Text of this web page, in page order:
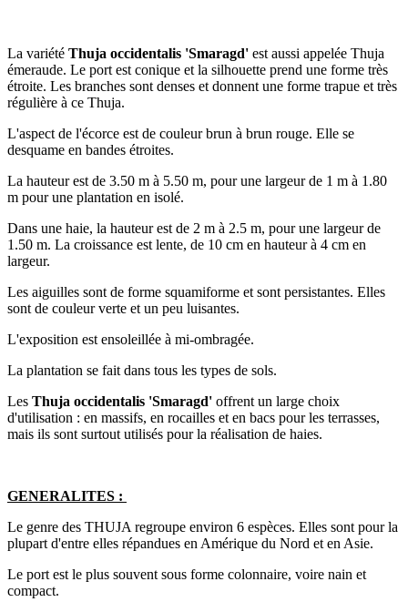
La variété Thuja occidentalis 'Smaragd' est aussi appelée Thuja
émeraude. Le port est conique et la silhouette prend une forme très
étroite. Les branches sont denses et donnent une forme trapue et très
régulière à ce Thuja.
L'aspect de l'écorce est de couleur brun à brun rouge. Elle se
desquame en bandes étroites.
La hauteur est de 3.50 m à 5.50 m, pour une largeur de 1 m à 1.80
m pour une plantation en isolé.
Dans une haie, la hauteur est de 2 m à 2.5 m, pour une largeur de
1.50 m. La croissance est lente, de 10 cm en hauteur à 4 cm en
largeur.
Les aiguilles sont de forme squamiforme et sont persistantes. Elles
sont de couleur verte et un peu luisantes.
L'exposition est ensoleillée à mi-ombragée.
La plantation se fait dans tous les types de sols.
Les Thuja occidentalis 'Smaragd' offrent un large choix
d'utilisation : en massifs, en rocailles et en bacs pour les terrasses,
mais ils sont surtout utilisés pour la réalisation de haies.
GENERALITES :
Le genre des THUJA regroupe environ 6 espèces. Elles sont pour la
plupart d'entre elles répandues en Amérique du Nord et en Asie.
Le port est le plus souvent sous forme colonnaire, voire nain et
compact.